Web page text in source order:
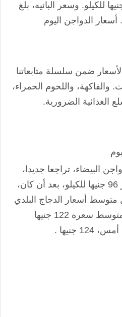
البلدي الحر، 122 جنيها للكيلو. وسعر البانيه، بلغ
ضمن سلسلة متابعاتنا
واللحوم الحمراء،
الغذائية الضرورية.
البيضاء، تراجعا جديدا،
اليوم، وبلغ متوسط السعر 96 جنيها للكيلو، بعد أن كان،
سجل متوسط أسعار الدجاج البلدي
الحر، تراجعا نسبيا، وبلغ متوسط سعره 122 جنيها
جنيها .